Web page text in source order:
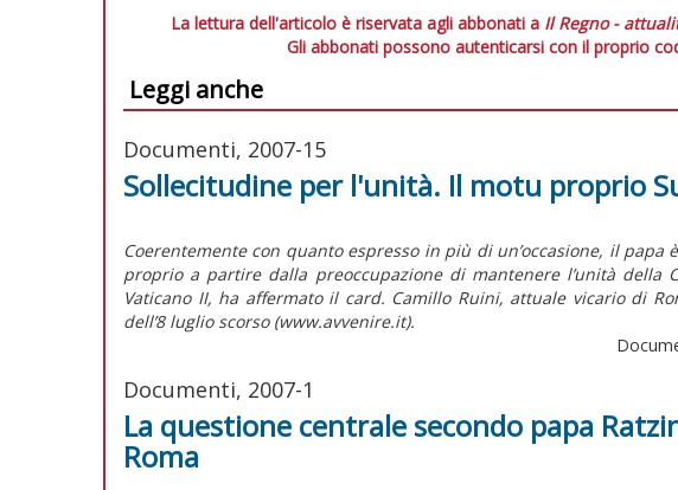
La lettura dell'articolo è riservata agli abbonati a Il Regno -
Gli abbonati possono autenticarsi con il proprio
Leggi anche
Documenti, 2007-15
Sollecitudine per l'unità. Il motu proprio
Coerentemente con quanto espresso in più di un’occasione, il
proprio a partire dalla preoccupazione di mantenere l’unità della
Vaticano II, ha affermato il card. Camillo Ruini, attuale vicario di
dell’8 luglio scorso (www.avvenire.it).
Documenti, 2007-1
La questione centrale secondo papa
Roma